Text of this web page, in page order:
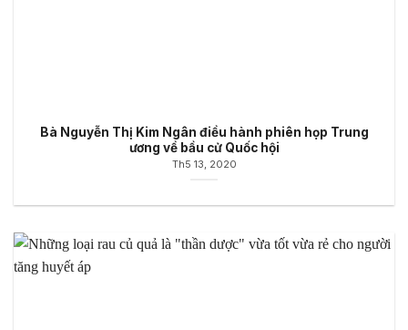
Bà Nguyễn Thị Kim Ngân điều hành phiên họp Trung
ương về bầu cử Quốc hội
Th5 13, 2020